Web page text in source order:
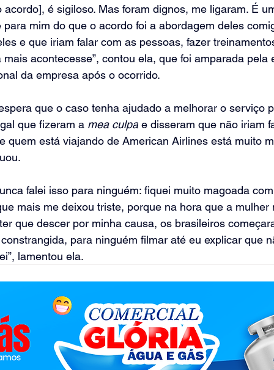
acordo], é sigiloso. Mas foram dignos, me ligaram. É
para mim do que o acordo foi a abordagem deles
e que iriam falar com as pessoas, fazer
acontecesse”, contou ela, que foi amparada pela
da empresa após o ocorrido.
que o caso tenha ajudado a melhorar o serviço
que fizeram a mea culpa e disseram que não iriam
quem está viajando de American Airlines está muito
falei isso para ninguém: fiquei muito magoada
mais me deixou triste, porque na hora que a
que descer por minha causa, os brasileiros
para ninguém filmar até eu explicar que
lamentou ela.